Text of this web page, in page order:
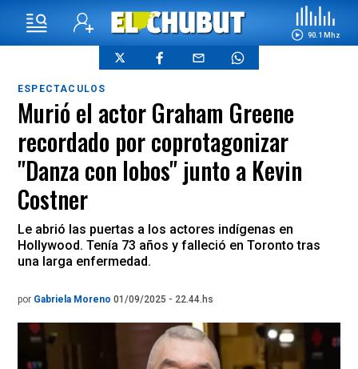
90.1 Mhz
ESPECTACULOS
Murió el actor Graham Greene
recordado por coprotagonizar
"Danza con lobos" junto a Kevin
Costner
Le abrió las puertas a los actores indígenas en
Hollywood. Tenía 73 años y falleció en Toronto tras
una larga enfermedad.
por Gabriela Moreno 01/09/2025 - 22.44.hs